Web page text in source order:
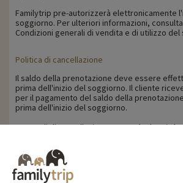
Familytrip pre-autorizzerà elettronicamente
soggiorno. Per ulteriori informazioni,
Condizioni generali di vendita e di utilizzo del
Politica di cancellazione
Il saldo della prenotazione deve essere
prima dell'inizio del soggiorno. Il cliente
per il pagamento del saldo della
prima dell'inizio del soggiorno.
Le penali di cancellazione sono calcolate in
- Cancellazione a partire da 60 giorni prima
soggiorno: trattenuta della caparra.
- Cancellazione a meno di 60 giorni dall'inizio
del prezzo del soggiorno trattenuto.